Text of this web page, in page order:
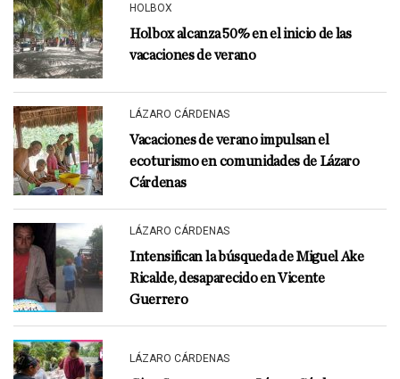
HOLBOX
Holbox alcanza 50% en el inicio de las
vacaciones de verano
LÁZARO CÁRDENAS
Vacaciones de verano impulsan el
ecoturismo en comunidades de Lázaro
Cárdenas
LÁZARO CÁRDENAS
Intensifican la búsqueda de Miguel Ake
Ricalde, desaparecido en Vicente
Guerrero
LÁZARO CÁRDENAS